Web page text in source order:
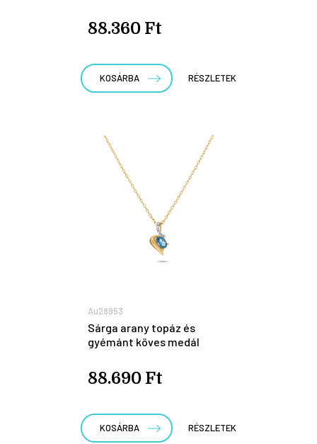
88.360 Ft
KOSÁRBA RÉSZLETEK
Au28953
Sárga arany topáz és
gyémánt köves medál
88.690 Ft
KOSÁRBA RÉSZLETEK